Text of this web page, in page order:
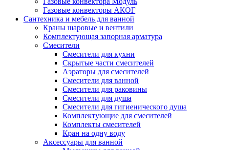
Газовые конвекторы АКОГ
Сантехника и мебель для ванной
Краны шаровые и вентили
Комплектующая запорная арматура
Смесители
Смесители для кухни
Скрытые части смесителей
Аэраторы для смесителей
Смесители для ванной
Смесители для раковины
Смесители для душа
Смесители для гигиенического душа
Комплектующие для смесителей
Комплекты смесителей
Кран на одну воду
Аксессуары для ванной